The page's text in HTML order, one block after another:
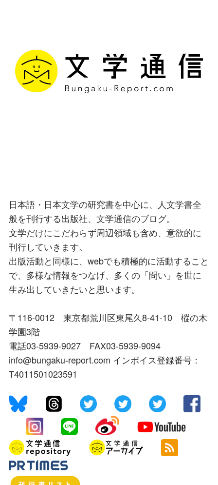
日本語・日本文学の研究書を中心に、人文学書全
般を刊行する出版社、文学通信のブログ。
文学だけにこだわらず周辺領域も含め、意欲的に
刊行していきます。
出版活動と同様に、webでも積極的に活動すること
で、多様な情報をつなげ、多くの「問い」を世に
生み出していきたいと思います。
〒116-0012 東京都荒川区東尾久8-41-10 樅の木
学園3階
電話03-5939-9027 FAX03-5939-9094
info@bungaku-report.com インボイス登録番号：
T4011501023591